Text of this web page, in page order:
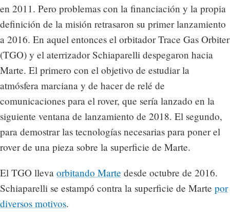
en 2011. Pero problemas con la financiación y la propia
definición de la misión retrasaron su primer lanzamiento
a 2016. En aquel entonces el orbitador Trace Gas Orbiter
(TGO) y el aterrizador Schiaparelli despegaron hacia
Marte. El primero con el objetivo de estudiar la
atmósfera marciana y de hacer de relé de
comunicaciones para el rover, que sería lanzado en la
siguiente ventana de lanzamiento de 2018. El segundo,
para demostrar las tecnologías necesarias para poner el
rover de una pieza sobre la superficie de Marte.
El TGO lleva orbitando Marte desde octubre de 2016.
Schiaparelli se estampó contra la superficie de Marte por
diversos motivos.